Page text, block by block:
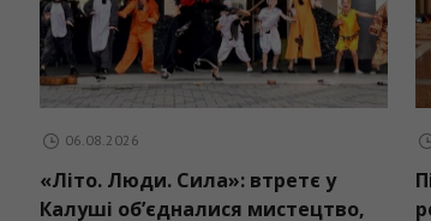
06.08.2026
Бурштинський храм
Преображення Господнього